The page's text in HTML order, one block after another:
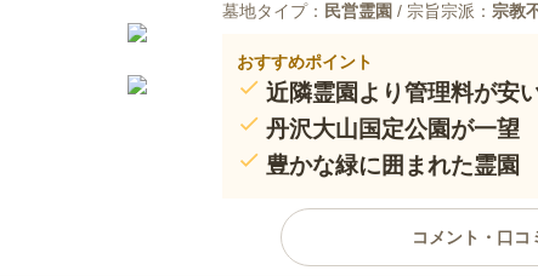
墓地タイプ： 民営霊園 / 宗旨宗派： 宗教
おすすめポイント
近隣霊園より管理料が安
丹沢大山国定公園が一望
豊かな緑に囲まれた霊園
コメント・口コ